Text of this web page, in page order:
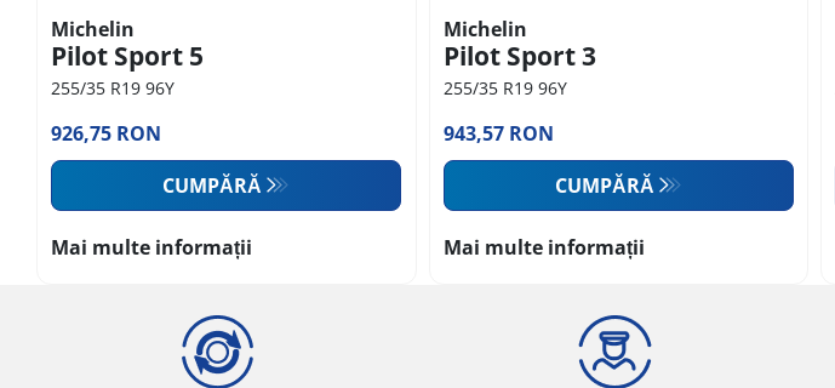
Michelin
Pilot Sport 5
255/35 R19 96Y
926,75 RON
CUMPĂRĂ
Mai multe informații
Michelin
Pilot Sport 3
255/35 R19 96Y
943,57 RON
CUMPĂRĂ
Mai multe informații